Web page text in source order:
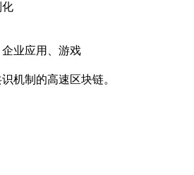
化
业应用、游戏
机制的高速区块链。